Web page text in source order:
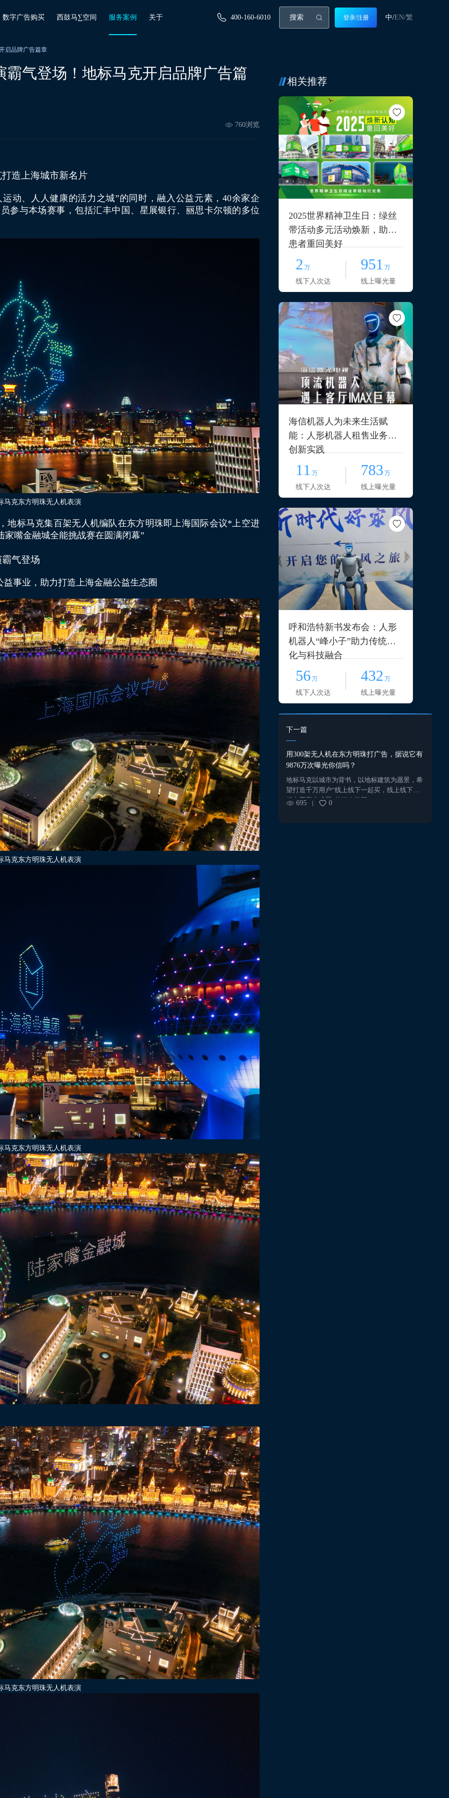
数字广告购买 西鼓马∑空间 服务案例 关于 400-160-6010 登录/注册 中/EN/繁
启品牌广告篇章
气登场！地标马克开启品牌广告篇
760浏览
造上海城市新名片
动、人人健康的活力之城”的同时，融入公益元素，40余家企
参与本场赛事，包括汇丰中国、星展银行、丽思卡尔顿的多位
马克东方明珠无人机表演
地标马克集百架无人机编队在东方明珠即上海国际会议*上空进
嘴金融城全能挑战赛在圆满闭幕”
气登场
事业，助力打造上海金融公益生态圈
马克东方明珠无人机表演
马克东方明珠无人机表演
马克东方明珠无人机表演
相关推荐
2025世界精神卫生日：绿丝
带活动多元活动焕新，助力
患者重回美好
2 万
线下人次达
951 万
线上曝光量
海信机器人为未来生活赋
能：人形机器人租售业务的
创新实践
11 万
线下人次达
783 万
线上曝光量
呼和浩特新书发布会：人形
机器人“峰小子”助力传统文
化与科技融合
56 万
线下人次达
432 万
线上曝光量
下一篇
用300架无人机在东方明珠打广告，据说它有
9876万次曝光你信吗？
地标马克以城市为背书，以地标建筑为愿景，希
望打造千万用户“线上线下一起买，线上线下一
起点亮夜光盛景”的狂欢氛围。
695 0